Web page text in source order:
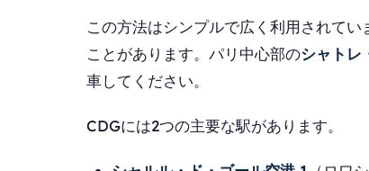
この方法はシンプルで広く利用されて
ことがあります。パリ中心部のシャトレ
車してください。
CDGには2つの主要な駅があります。